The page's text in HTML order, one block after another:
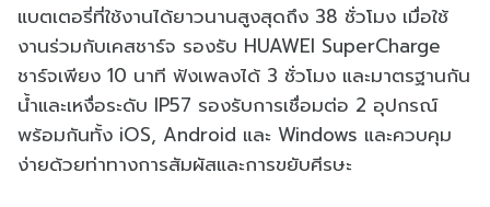
แบตเตอรี่ที่ใช้งานได้ยาวนานสูงสุดถึง 38 ชั่วโมง เมื่อใช้
งานร่วมกับเคสชาร์จ รองรับ HUAWEI SuperCharge
ชาร์จเพียง 10 นาที ฟังเพลงได้ 3 ชั่วโมง และมาตรฐานกัน
น้ำและเหงื่อระดับ IP57 รองรับการเชื่อมต่อ 2 อุปกรณ์
พร้อมกันทั้ง iOS, Android และ Windows และควบคุม
ง่ายด้วยท่าทางการสัมผัสและการขยับศีรษะ